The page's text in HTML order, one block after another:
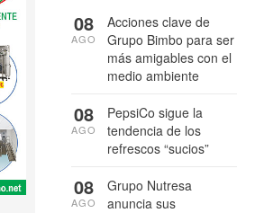
Acciones clave de
Grupo Bimbo para ser
más amigables con el
medio ambiente
08
AGO
PepsiCo sigue la
tendencia de los
refrescos “sucios”
08
AGO
Grupo Nutresa
anuncia sus
08
AGO